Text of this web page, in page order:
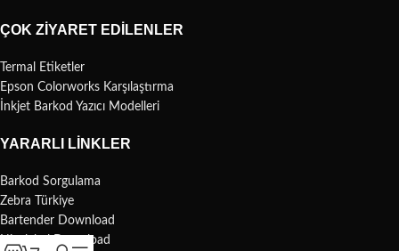
ÇOK ZIYARET EDILENLER
Termal Etiketler
Epson Colorworks Karşılaştırma
İnkjet Barkod Yazıcı Modelleri
YARARLI LINKLER
Barkod Sorgulama
Zebra Türkiye
Bartender Download
Nicelabel Download